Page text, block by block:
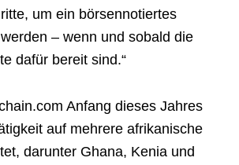
um ein börsennotiertes
– wenn und sobald die
dafür bereit sind.“
Anfang dieses Jahres
auf mehrere afrikanische
darunter Ghana, Kenia und